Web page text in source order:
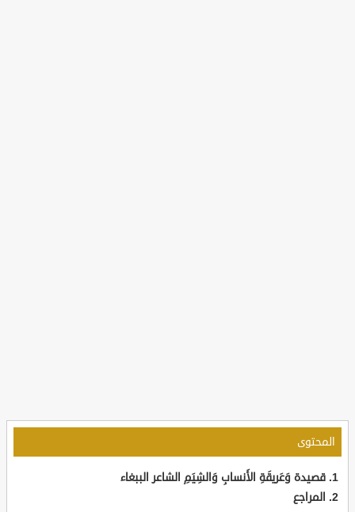
المحتوى
قصيدة وَعَريقَةِ الأَنسابِ وَالشِيَمِ الشاعر الببغاء
المراجع